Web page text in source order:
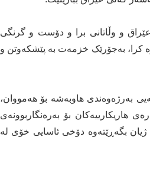
عێراق و وڵاتانی برا و دۆست و گرنگی
کرا، بەجۆرێک خزمەت بە پێشکەوتن و
بەرژەوەندی هاوبەشە بۆ هەمووان،
هاریکارییەکان بۆ بەرەنگاربوونەی
ژیان بگەڕێتەوە دۆخی ئاسایی خۆی لە